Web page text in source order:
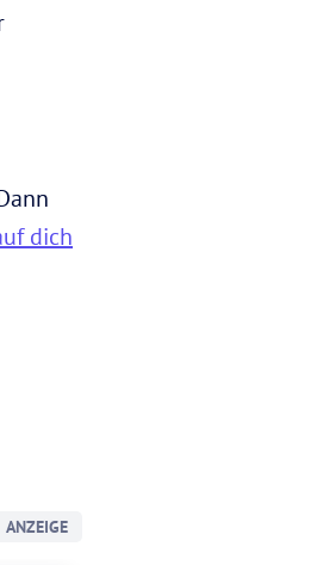
dich
ANZEIGE